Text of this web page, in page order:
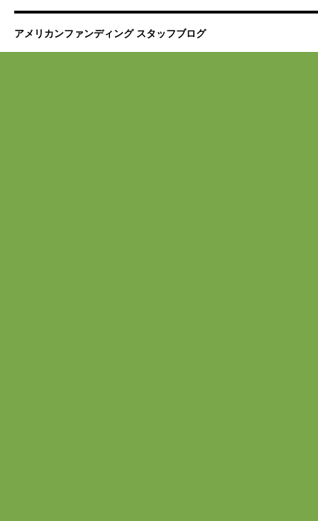
アメリカンファンディング スタッフブログ